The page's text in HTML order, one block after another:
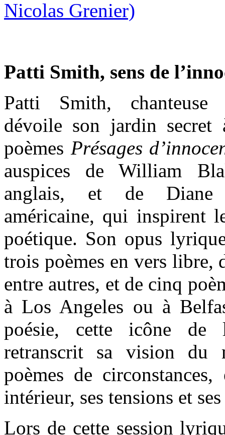
Patti Smith, sens de
Patti Smith, chanteuse
dévoile son jardin
poèmes Présages
auspices de William
anglais, et de Diane
américaine, qui inspirent
poétique. Son opus
trois poèmes en vers libre,
entre autres, et de cinq
à Los Angeles ou à
poésie, cette icône de
retranscrit sa vision du
poèmes de
intérieur, ses tensions et
Lors de cette session